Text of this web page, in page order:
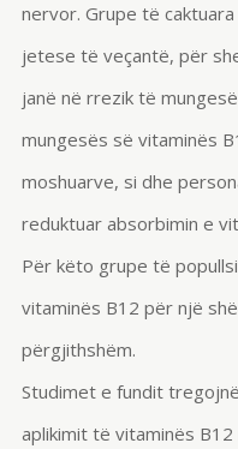
nervor. Grupe të
jetese të veçantë, për
janë në rrezik të
mungesës së vitaminës
moshuarve, si dhe
reduktuar absorbimin e
Për këto grupe të
vitaminës B12 për një
përgjithshëm.
Studimet e fundit
aplikimit të vitaminës B12